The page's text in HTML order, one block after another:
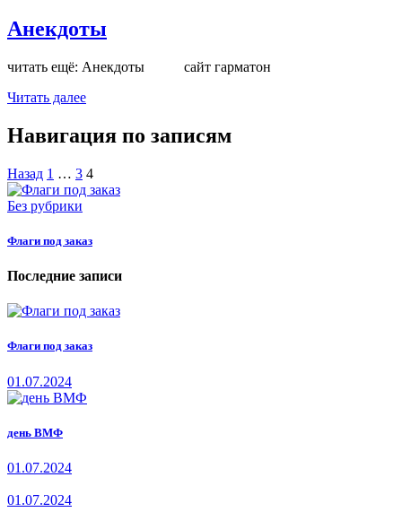
Анекдоты
читать ещё: Анекдоты сайт гарматон
Читать далее
Навигация по записям
Назад 1 … 3 4
Без рубрики
Флаги под заказ
Последние записи
Флаги под заказ
01.07.2024
день ВМФ
01.07.2024
01.07.2024